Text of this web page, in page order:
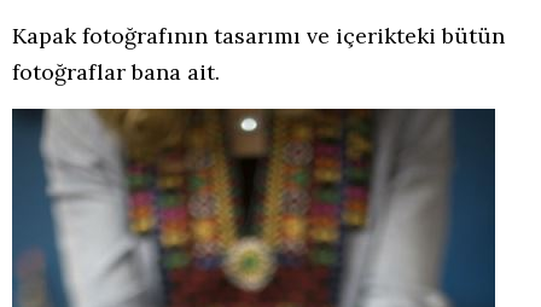
Kapak fotoğrafının tasarımı ve içerikteki bütün
fotoğraflar bana ait.